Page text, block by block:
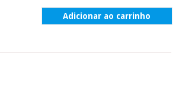
Adicionar ao carrinho